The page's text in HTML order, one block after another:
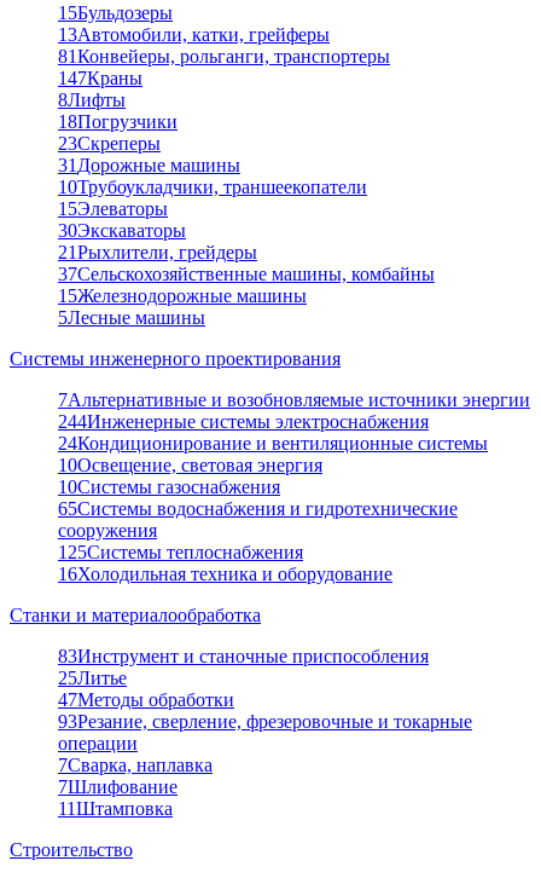
15Бульдозеры
13Автомобили, катки, грейферы
81Конвейеры, рольганги, транспортеры
147Краны
8Лифты
18Погрузчики
23Скреперы
31 Дорожные машины
10Трубоукладчики, траншеекопатели
15Элеваторы
30Экскаваторы
21Рыхлители, грейдеры
37Сельскохозяйственные машины, комбайны
15Железнодорожные машины
5Лесные машины
Системы инженерного проектирования
7Альтернативные и возобновляемые источники энергии
244Инженерные системы электроснабжения
24Кондиционирование и вентиляционные системы
10Освещение, световая энергия
10Системы газоснабжения
65Системы водоснабжения и гидротехнические
сооружения
125Системы теплоснабжения
16Холодильная техника и оборудование
Станки и материалообработка
83Инструмент и станочные приспособления
25Литье
47Методы обработки
93Резание, сверление, фрезеровочные и токарные
операции
7Сварка, наплавка
7Шлифование
11Штамповка
Строительство